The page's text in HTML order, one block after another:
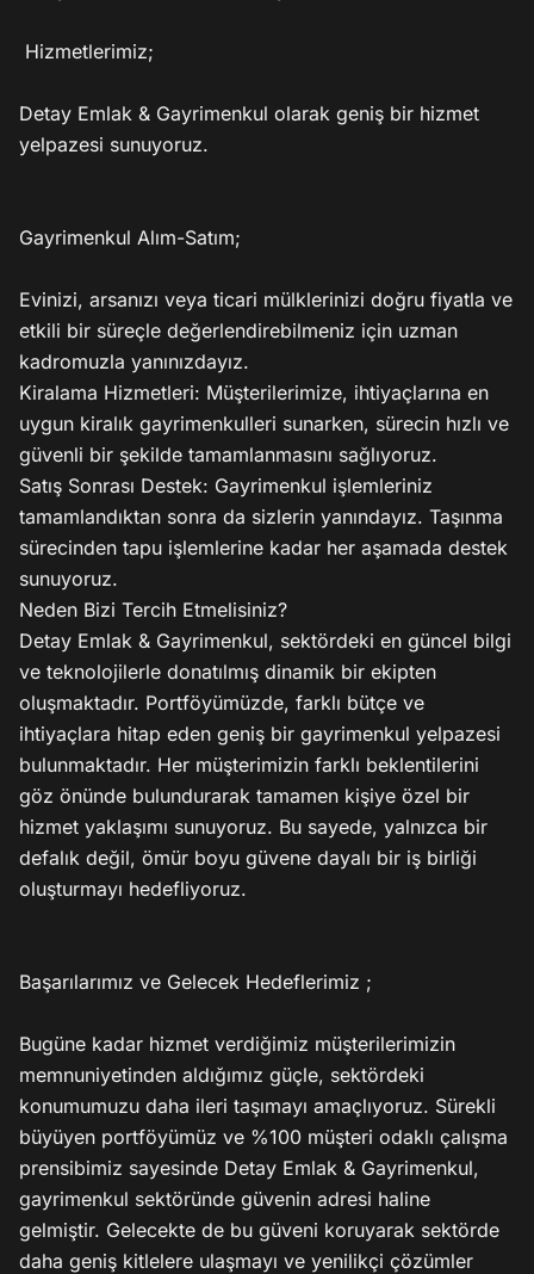
Detay Emlak & Gayrimenkul olarak geniş bir hizmet
yelpazesi sunuyoruz.
Gayrimenkul Alım-Satım;
Evinizi, arsanızı veya ticari mülklerinizi doğru fiyatla ve
etkili bir süreçle değerlendirebilmeniz için uzman
kadromuzla yanınızdayız.
Kiralama Hizmetleri: Müşterilerimize, ihtiyaçlarına en
uygun kiralık gayrimenkulleri sunarken, sürecin hızlı ve
güvenli bir şekilde tamamlanmasını sağlıyoruz.
Satış Sonrası Destek: Gayrimenkul işlemleriniz
tamamlandıktan sonra da sizlerin yanındayız. Taşınma
sürecinden tapu işlemlerine kadar her aşamada destek
sunuyoruz.
Neden Bizi Tercih Etmelisiniz?
Detay Emlak & Gayrimenkul, sektördeki en güncel bilgi
ve teknolojilerle donatılmış dinamik bir ekipten
oluşmaktadır. Portföyümüzde, farklı bütçe ve
ihtiyaçlara hitap eden geniş bir gayrimenkul yelpazesi
bulunmaktadır. Her müşterimizin farklı beklentilerini
göz önünde bulundurarak tamamen kişiye özel bir
hizmet yaklaşımı sunuyoruz. Bu sayede, yalnızca bir
defalık değil, ömür boyu güvene dayalı bir iş birliği
oluşturmayı hedefliyoruz.
Başarılarımız ve Gelecek Hedeflerimiz ;
Bugüne kadar hizmet verdiğimiz müşterilerimizin
memnuniyetinden aldığımız güçle, sektördeki
konumumuzu daha ileri taşımayı amaçlıyoruz. Sürekli
büyüyen portföyümüz ve %100 müşteri odaklı çalışma
prensibimiz sayesinde Detay Emlak & Gayrimenkul,
gayrimenkul sektöründe güvenin adresi haline
gelmiştir. Gelecekte de bu güveni koruyarak sektörde
daha geniş kitlelere ulaşmayı ve yenilikçi çözümler